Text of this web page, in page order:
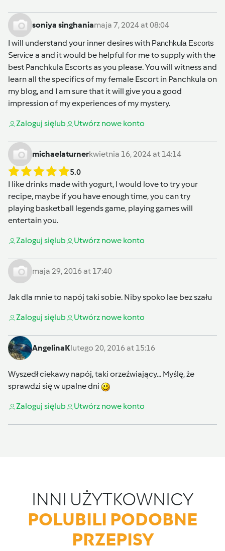
soniya singhaniamaja 7, 2024 at 08:04
I will understand your inner desires with Panchkula Escorts
Service a and it would be helpful for me to supply with the
best Panchkula Escorts as you please. You will witness and
learn all the specifics of my female Escort in Panchkula on
my blog, and I am sure that it will give you a good
impression of my experiences of my mystery.
Zaloguj sięlub Utwórz nowe konto
michaelaturnerkwietnia 16, 2024 at 14:14
5.0
I like drinks made with yogurt, I would love to try your
recipe, maybe if you have enough time, you can try
playing basketball legendsgame, playing games will
entertain you.
Zaloguj sięlub Utwórz nowe konto
maja 29, 2016 at 17:40
Jak dla mnie to napój taki sobie. Niby spoko lae bez szału
Zaloguj sięlub Utwórz nowe konto
AngelinaKlutego 20, 2016 at 15:16
Wyszedł ciekawy napój, taki orzeźwiający... Myślę, że
sprawdzi się w upalne dni
Zaloguj sięlub Utwórz nowe konto
INNI UŻYTKOWNICY
POLUBILI PODOBNE
PRZEPISY